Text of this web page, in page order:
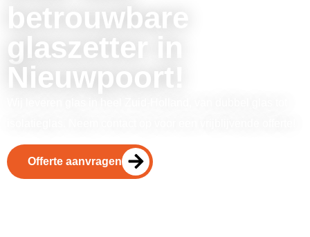
betrouwbare
glaszetter in
Nieuwpoort!
Offerte aanvragen